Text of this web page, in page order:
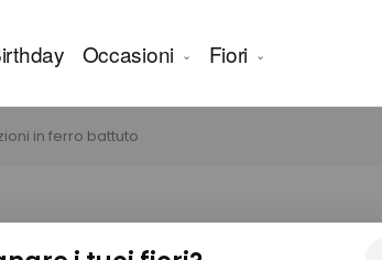
Occasioni Fiori
in ferro battuto
la bellezza dei fiori all'abilità artigianale.